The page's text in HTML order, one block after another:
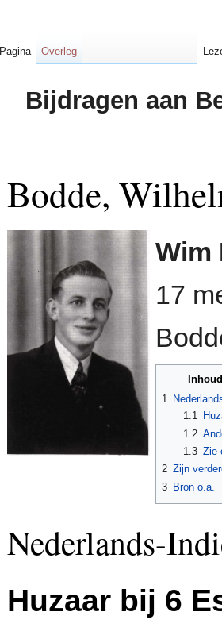
Bijdragen aan
Bodde,
Wim
17
Inhoud
1
1.1
1.2
1.3 Zie
2 Zijn
3 Bron o.a.
Nederlands-
Huzaar bij 6
Pagina Overleg